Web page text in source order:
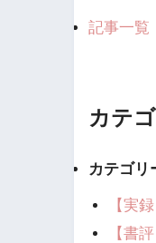
記事一覧
カテ
カテゴリ
【実
【書